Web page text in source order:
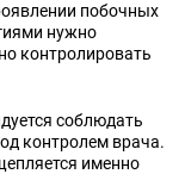
побочных
нужно
контролировать
соблюдать
контролем врача.
именно